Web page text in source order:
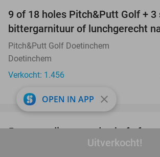
Uitverkocht!
9 of 18 holes Pitch&Putt Golf + 3
bittergarnituur of lunchgerecht
Pitch&Putt Golf Doetinchem
Doetinchem
Verkocht: 1.456
5-gangendiner van de chef of
belevingsarrangement bij Bridot
OPEN IN APP close